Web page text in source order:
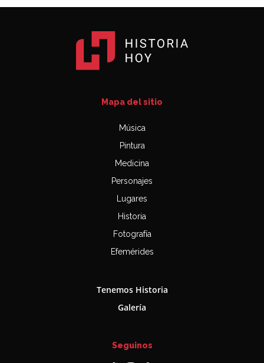
Mapa del sitio
Música
Pintura
Medicina
Personajes
Lugares
Historia
Fotografía
Efemérides
Tenemos Historia
Galería
Seguinos